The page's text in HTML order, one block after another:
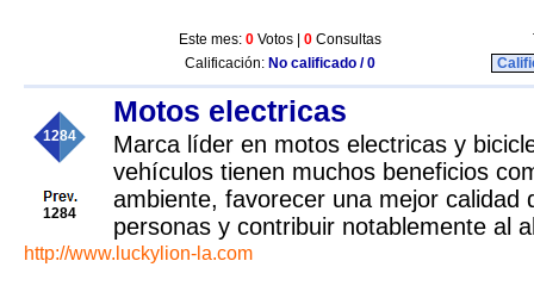
Este mes: 0 Votos | 0 Consultas
Calificación: No calificado / 0
1284
1284
Motos electricas
Marca líder en motos electricas y
vehículos tienen muchos beneficios
ambiente, favorecer una mejor calidad
personas y contribuir notablemente al
http://www.luckylion-la.com